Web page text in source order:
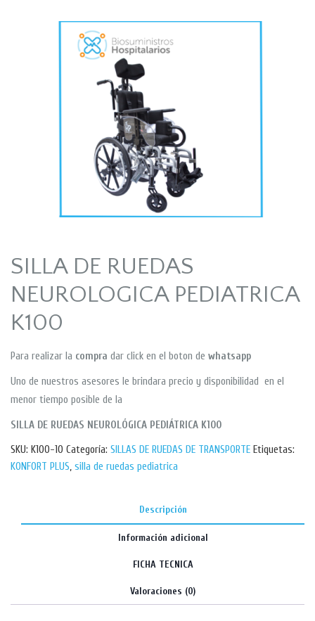
SILLA DE RUEDAS
NEUROLOGICA PEDIATRICA
K100
Para realizar la compra dar click en el boton de whatsapp
Uno de nuestros asesores le brindara precio y disponibilidad en el
menor tiempo posible de la
SILLA DE RUEDAS NEUROLÓGICA PEDIÁTRICA K100
SKU: K100-10 Categoría: SILLAS DE RUEDAS DE TRANSPORTE Etiquetas:
KONFORT PLUS, silla de ruedas pediatrica
Descripción
Información adicional
FICHA TECNICA
Valoraciones (0)